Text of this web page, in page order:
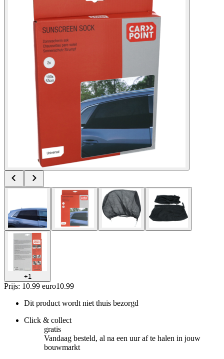
+1
Prijs: 10.99 euro10.99
Dit product wordt niet thuis bezorgd
Click & collect
gratis
Vandaag besteld, al na een uur af te halen in jouw
bouwmarkt